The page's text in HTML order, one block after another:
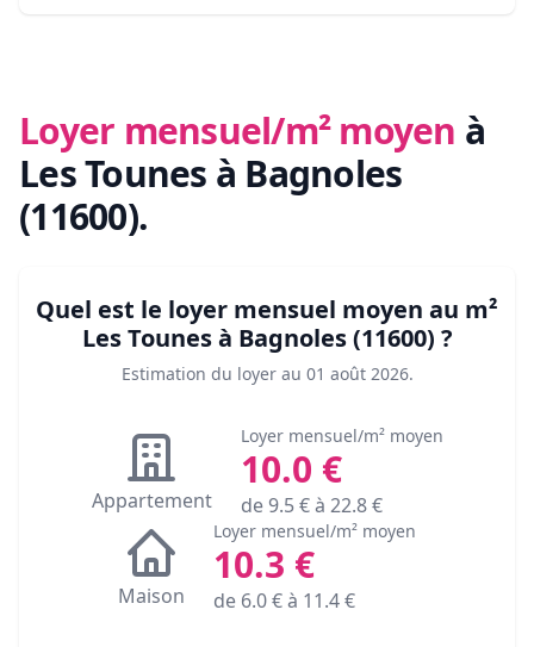
Loyer mensuel/m² moyen à
Les Tounes à Bagnoles
(11600).
Quel est le loyer mensuel moyen au m²
Les Tounes à Bagnoles (11600) ?
Estimation du loyer au 01 août 2026.
Appartement
Loyer mensuel/m² moyen
10.0 €
de9.5€ à 22.8€
Maison
Loyer mensuel/m² moyen
10.3 €
de 6.0€ à 11.4€